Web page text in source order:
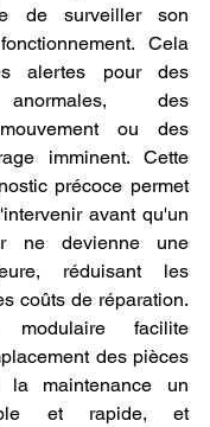
de surveiller son
Cela
alertes pour des
anormales, des
ou des
imminent. Cette
précoce permet
avant qu'un
ne devienne une
réduisant les
coûts de réparation.
modulaire facilite
des pièces
la maintenance un
et rapide, et